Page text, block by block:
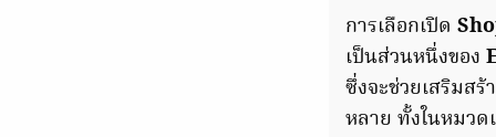
การเลือกเปิด
เป็นส่วนหนึ่งของ
ซึ่งจะช่วยเสริมส
หลาย ทั้งในหมว